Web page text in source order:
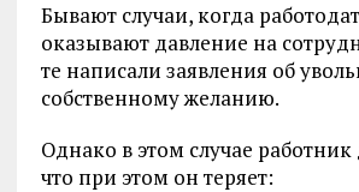
Бывают случаи, когда
оказывают давление на
те написали заявления об
собственному желанию.
Однако в этом случае
что при этом он теряет: